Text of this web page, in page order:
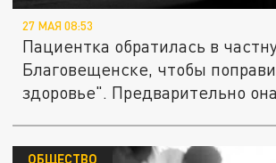
27 МАЯ 08:53
Пациентка обратилась в
Благовещенске, чтобы
здоровье". Предварительно
ОБЩЕСТВО